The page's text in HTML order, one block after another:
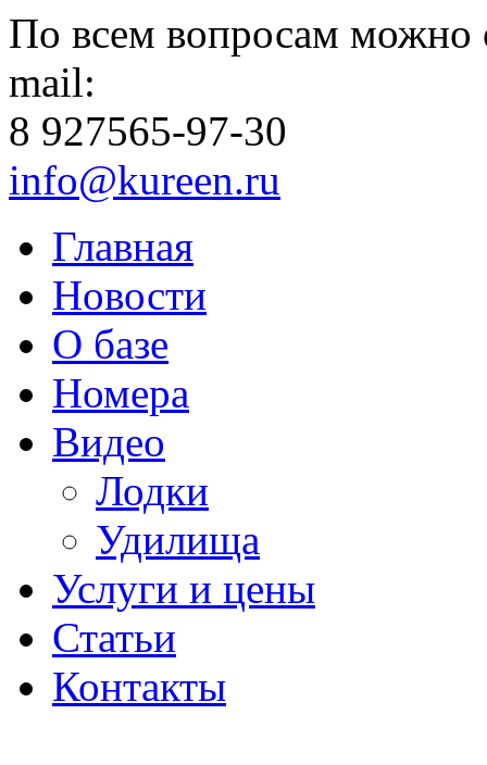
По всем вопросам можно
mail:
8 927565-97-30
info@kureen.ru
Главная
Новости
О базе
Номера
Видео
Лодки
Удилища
Услуги и цены
Статьи
Контакты